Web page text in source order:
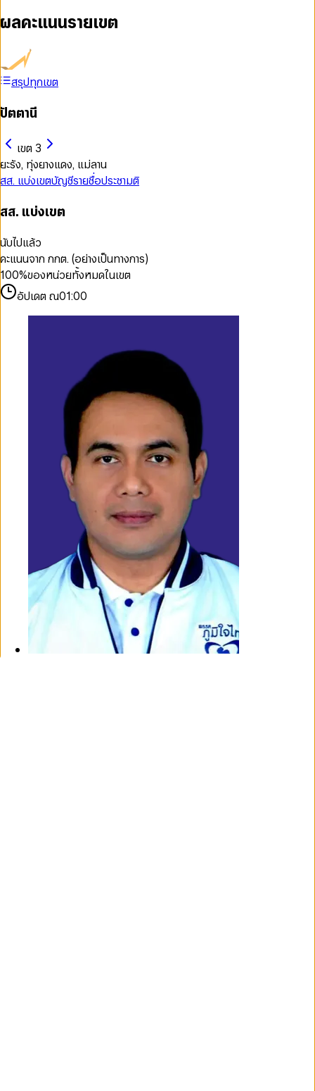
ผลคะแนนรายเขต
สรุปทุกเขต
ปัตตานี
เขต 3
ยะรัง, ทุ่งยางแดง, แม่ลาน
สส. แบ่งเขตบัญชีรายชื่อประชามติ
สส. แบ่งเขต
นับไปแล้ว
คะแนนจาก กกต. (อย่างเป็นทางการ)
100%ของหน่วยทั้งหมดในเขต
อัปเดต ณ01:00